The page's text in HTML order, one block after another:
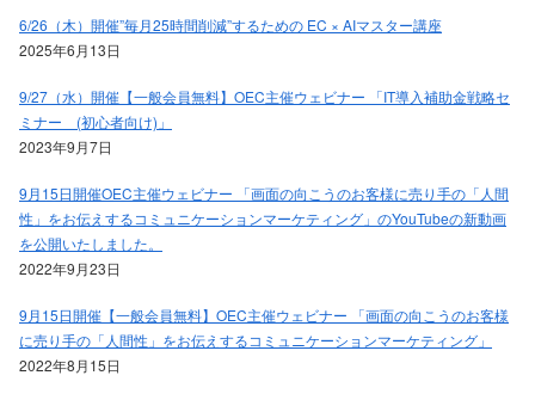
6/26（木）開催”毎月25時間削減”するための EC × AIマスター講座
2025年6月13日
9/27（水）開催【一般会員無料】OEC主催ウェビナー 「IT導入補助金戦略セ
ミナー (初心者向け)」
2023年9月7日
9月15日開催OEC主催ウェビナー 「画面の向こうのお客様に売り手の「人間
性」をお伝えするコミュニケーションマーケティング」のYouTubeの新動画
を公開いたしました。
2022年9月23日
9月15日開催【一般会員無料】OEC主催ウェビナー 「画面の向こうのお客様
に売り手の「人間性」をお伝えするコミュニケーションマーケティング」
2022年8月15日